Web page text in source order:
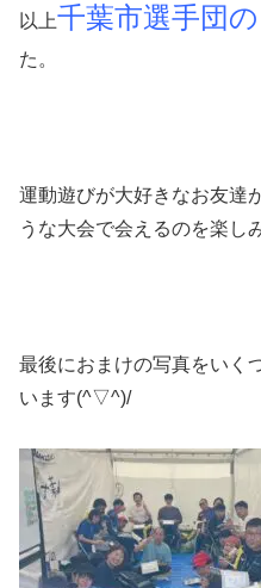
以上千葉市選手団
た。
運動遊びが大好きなお友達
うな大会で会えるのを楽し
最後におまけの写真をいく
います(^▽^)/